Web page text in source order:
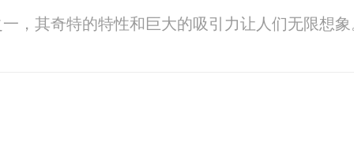
，其奇特的特性和巨大的吸引力让人们无限想象